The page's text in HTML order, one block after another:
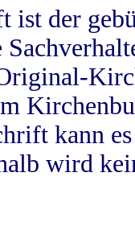
ist der
kann
wird